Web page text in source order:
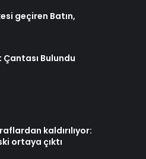
geçiren Batın,
Çantası Bulundu
kaldırılıyor:
ortaya çıktı